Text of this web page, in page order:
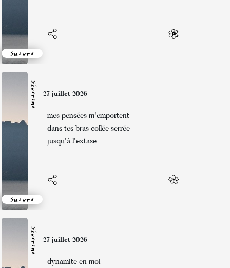
Suivre
Séverine
Suivre
27 juillet 2026
mes pensées m'emportent
dans tes bras collée serrée
jusqu'à l'extase
Séverine 27 juillet 2026
dynamite en moi